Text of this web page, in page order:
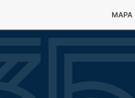
MAPA